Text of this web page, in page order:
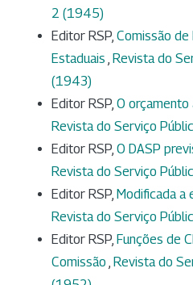
2 (1945)
Editor RSP, Comissão
Estaduais , Revista do
(1943)
Editor RSP, O orçamento
Revista do Serviço
Editor RSP, O DASP
Revista do Serviço
Editor RSP, Modificada a
Revista do Serviço
Editor RSP, Funções de
Comissão , Revista do